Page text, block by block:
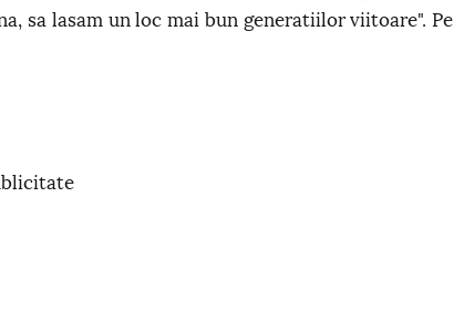
sa lasam un loc mai bun generatiilor viitoare". Pe